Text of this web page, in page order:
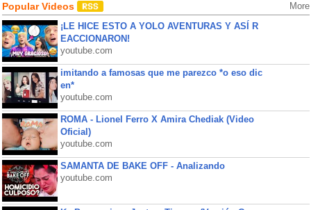
Popular Videos More
¡LE HICE ESTO A YOLO AVENTURAS Y ASÍ R
EACCIONARON!
youtube.com
imitando a famosas que me parezco *o eso dic
en*
youtube.com
ROMA - Lionel Ferro X Amira Chediak (Video
Oficial)
youtube.com
SAMANTA DE BAKE OFF - Analizando
youtube.com